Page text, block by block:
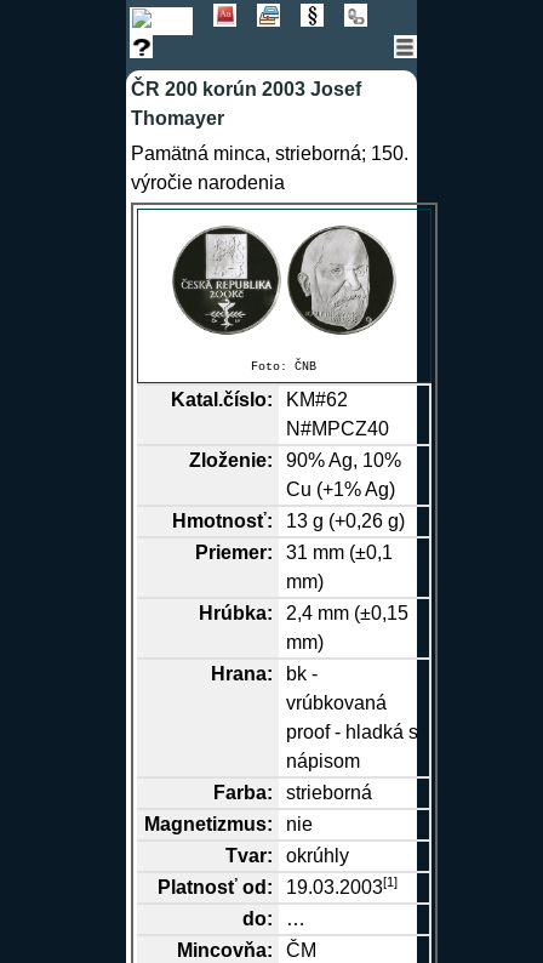
ČR 200 korún 2003 Josef
Thomayer
Pamätná minca, strieborná; 150.
výročie narodenia
Foto:ČNB
Katal.číslo:
KM#62
N#MPCZ40
Zloženie:
90%Ag, 10%
Cu (+1%Ag)
Hmotnosť:
13 g (+0,26 g)
Priemer:
31 mm (±0,1
mm)
Hrúbka:
2,4 mm (±0,15
mm)
Hrana:
bk -
vrúbkovaná
proof - hladká s
nápisom
Farba:
strieborná
Magnetizmus:
nie
Tvar:
okrúhly
Platnosť od:
19.03.2003[1]
do:
…
Mincovňa:
ČM